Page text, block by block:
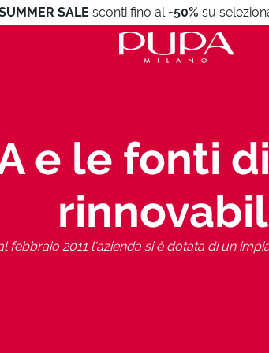
SALE sconti fino al -50% su
e le fonti
febbraio 2011 l'azienda si è dotata di un